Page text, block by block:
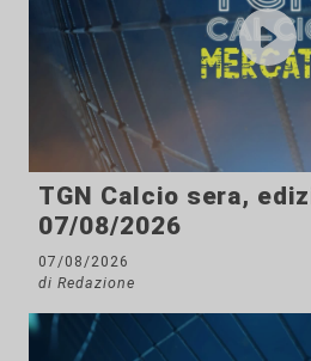
TGN Calcio sera,
07/08/2026
07/08/2026
di Redazione